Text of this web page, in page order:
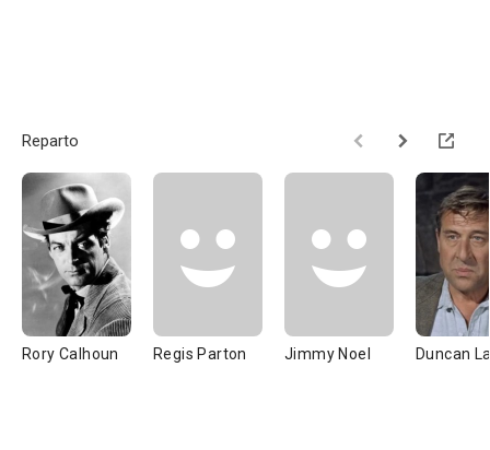
Reparto
Rory Calhoun Regis Parton Jimmy Noel Duncan